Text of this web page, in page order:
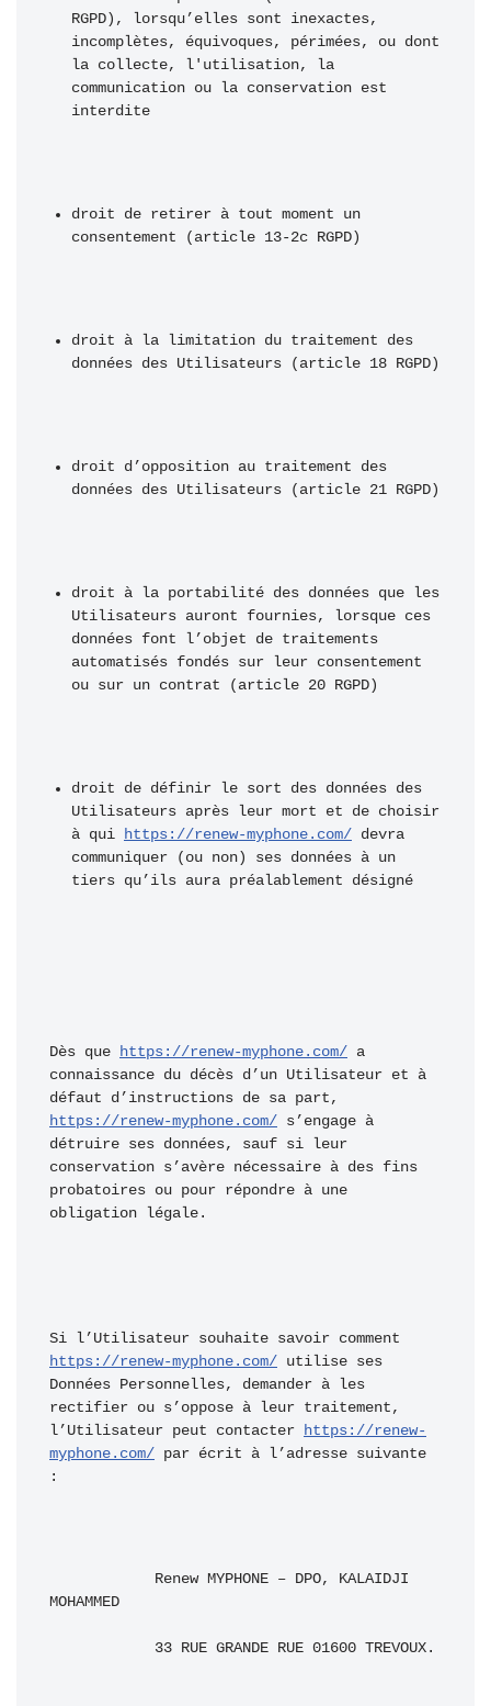
RGPD), lorsqu’elles sont inexactes,
incomplètes, équivoques, périmées, ou dont
la collecte, l'utilisation, la
communication ou la conservation est
interdite
droit de retirer à tout moment un
consentement (article 13-2c RGPD)
droit à la limitation du traitement des
droit d’opposition au traitement des
droit à la portabilité des données que les
Utilisateurs auront fournies, lorsque ces
données font l’objet de traitements
automatisés fondés sur leur consentement
ou sur un contrat (article 20 RGPD)
droit de définir le sort des données des
Utilisateurs après leur mort et de choisir
à qui https://renew-myphone.com/ devra
communiquer (ou non) ses données à un
tiers qu’ils aura préalablement désigné
Dès que https://renew-myphone.com/ a
connaissance du décès d’un Utilisateur et à
https://renew-myphone.com/ s’engage à
détruire ses données, sauf si leur
conservation s’avère nécessaire à des fins
probatoires ou pour répondre à une
obligation légale.
https://renew-myphone.com/ utilise ses
Données Personnelles, demander à les
rectifier ou s’oppose à leur traitement,
l’Utilisateur peut contacter https://renew-
myphone.com/ par écrit à l’adresse suivante
:
MOHAMMED